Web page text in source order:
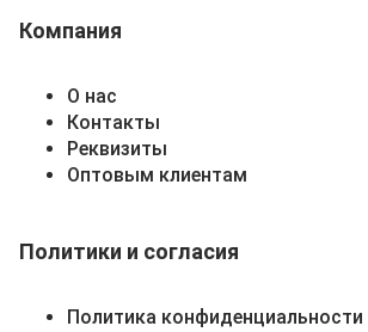
Компания
О нас
Контакты
Реквизиты
Оптовым клиентам
Политики и согласия
Политика конфиденциальности